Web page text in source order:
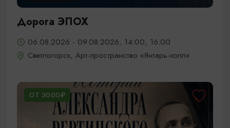
Дорога ЭПОХ
06.08.2026 - 09.08.2026, 14:00, 16:00
Светлогорск, Арт-пространство «Янтарь-холл»
ОТ 3000₽